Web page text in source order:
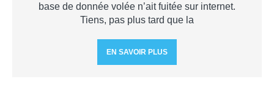
base de donnée volée n’ait fuitée sur internet.
Tiens, pas plus tard que la
EN SAVOIR PLUS